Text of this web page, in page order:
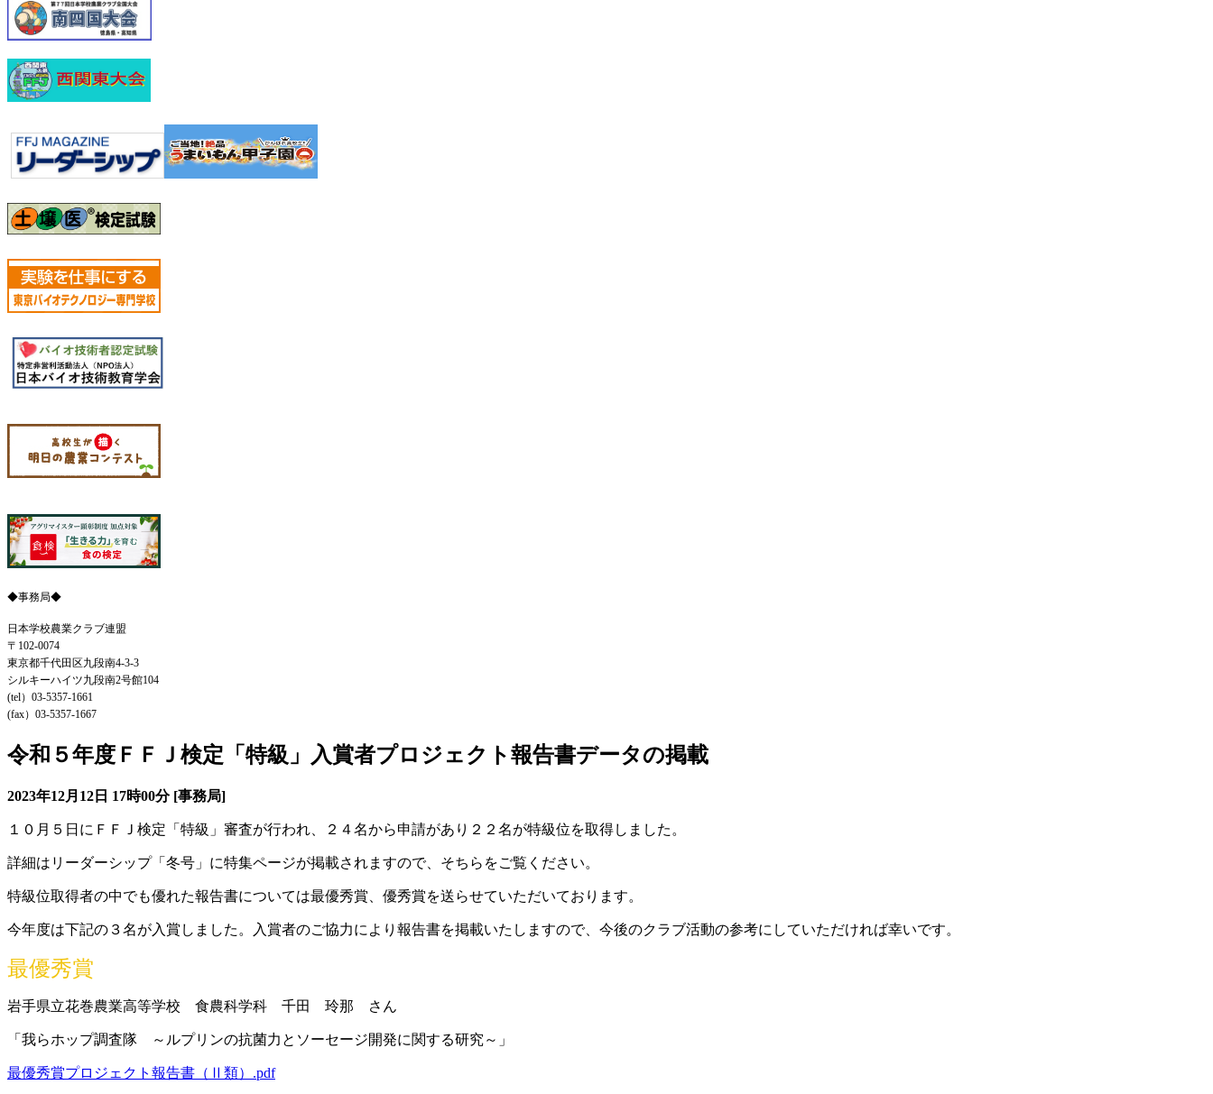
◆事務局◆
日本学校農業クラブ連盟
〒102-0074
東京都千代田区九段南4-3-3
シルキーハイツ九段南2号館104
(tel）03-5357-1661
(fax）03-5357-1667
令和５年度ＦＦＪ検定「特級」入賞者プロジェクト報告書データの掲載
2023年12月12日 17時00分 [事務局]
１０月５日にＦＦＪ検定「特級」審査が行われ、２４名から申請があり２２名が特級位を取得しました。
詳細はリーダーシップ「冬号」に特集ページが掲載されますので、そちらをご覧ください。
特級位取得者の中でも優れた報告書については最優秀賞、優秀賞を送らせていただいております。
今年度は下記の３名が入賞しました。入賞者のご協力により報告書を掲載いたしますので、今後のクラブ活動の参考にしていただければ幸いです。
最優秀賞
岩手県立花巻農業高等学校 食農科学科 千田 玲那 さん
「我らホップ調査隊 ～ルプリンの抗菌力とソーセージ開発に関する研究～」
最優秀賞プロジェクト報告書（Ⅱ類）.pdf